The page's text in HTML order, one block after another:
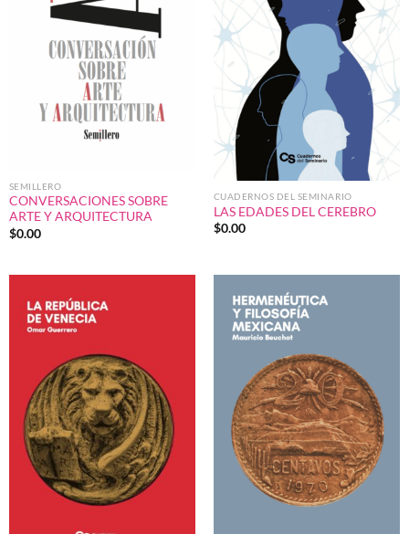
SEMILLERO
CONVERSACIONES SOBRE
ARTE Y ARQUITECTURA
$0.00
CUADERNOS DEL SEMINARIO
LAS EDADES DEL CEREBRO
$0.00